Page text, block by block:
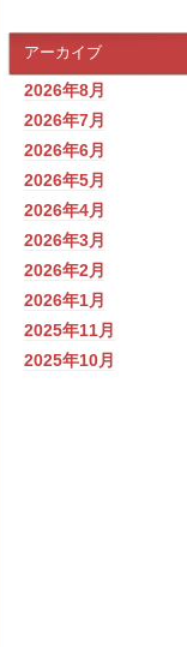
アーカイブ
2026年8月
2026年7月
2026年6月
2026年5月
2026年4月
2026年3月
2026年2月
2026年1月
2025年11月
2025年10月